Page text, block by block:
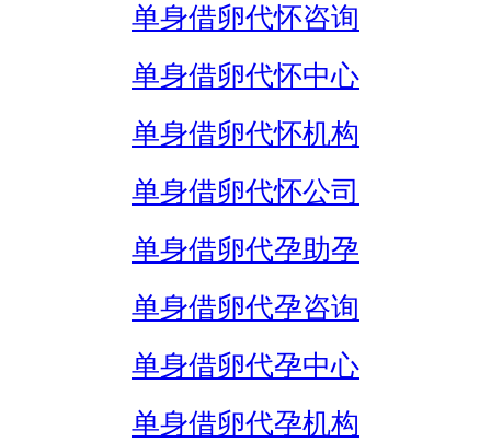
单身借卵代怀咨询
单身借卵代怀中心
单身借卵代怀机构
单身借卵代怀公司
单身借卵代孕助孕
单身借卵代孕咨询
单身借卵代孕中心
单身借卵代孕机构